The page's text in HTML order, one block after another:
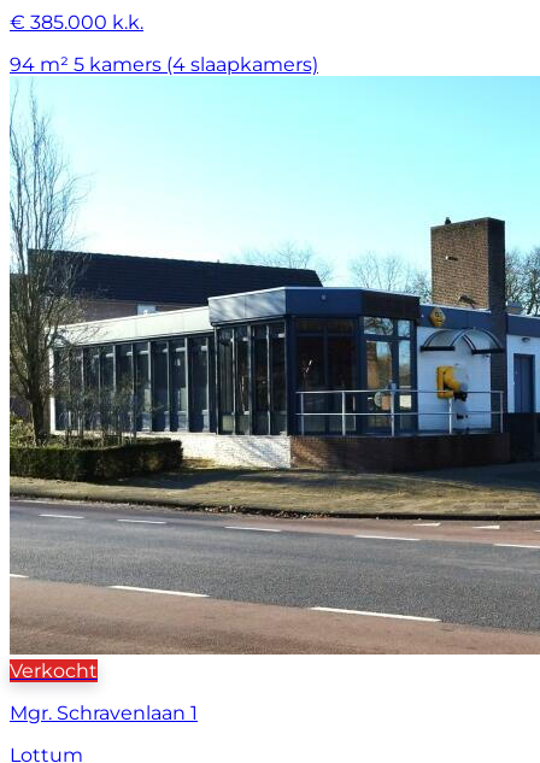
€ 385.000 k.k.
94 m² 5 kamers (4 slaapkamers)
Verkocht
Mgr. Schravenlaan 1
Lottum